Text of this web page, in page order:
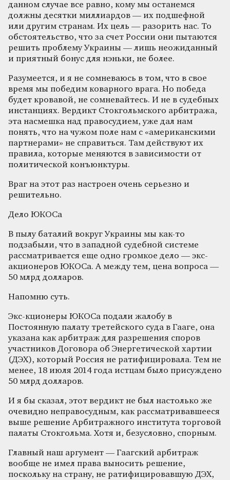
данном случае все равно, кому мы останемся
должны десятки миллиардов — их подшефной
или другим странам. Их цель — разорить нас. То
обстоятельство, что за счет России они пытаются
решить проблему Украины — лишь неожиданный
и приятный бонус для нэньки, не более.
Разумеется, и я не сомневаюсь в том, что в свое
время мы победим коварного врага. Но победа
будет кровавой, не сомневайтесь. И не в судебных
инстанциях. Вердикт Стокгольмского арбитража,
эта насмешка над правосудием, уже дал нам
понять, что на чужом поле нам с «американскими
партнерами» не справиться. Там действуют их
правила, которые меняются в зависимости от
политической конъюнктуры.
Враг на этот раз настроен очень серьезно и
решительно.
Дело ЮКОСа
В пылу баталий вокруг Украины мы как-то
подзабыли, что в западной судебной системе
рассматривается еще одно громкое дело — экс-
акционеров ЮКОСа. А между тем, цена вопроса —
50 млрд долларов.
Напомню суть.
Экс-кционеры ЮКОСа подали жалобу в
Постоянную палату третейского суда в Гааге, она
указана как арбитраж для разрешения споров
участников Договора об Энергетической хартии
(ДЭХ), который Россия не ратифицировала. Тем не
менее, 18 июля 2014 года истцам было присуждено
50 млрд долларов.
И я бы сказал, этот вердикт не был настолько же
очевидно неправосудным, как рассматривавшееся
выше решение Арбитражного института торговой
палаты Стокгольма. Хотя и, безусловно, спорным.
Главный наш аргумент — Гаагский арбитраж
вообще не имел права выносить решение,
поскольку на страну, не ратифицировавшую ДЭХ,